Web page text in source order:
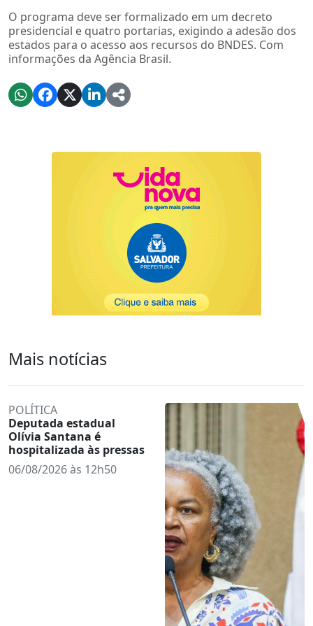
O programa deve ser formalizado em um decreto
presidencial e quatro portarias, exigindo a adesão dos
estados para o acesso aos recursos do BNDES. Com
informações da Agência Brasil.
Mais notícias
POLÍTICA
Deputada estadual
Olívia Santana é
hospitalizada às pressas
06/08/2026 às 12h50